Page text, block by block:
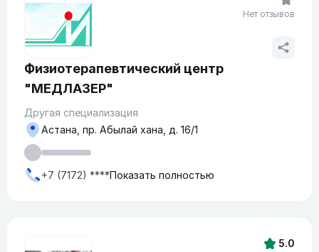
Физиотерапевтический центр
"МЕДЛАЗЕР"
Другая специализация
Астана, пр. Абылай хана, д. 16/1
+7 (7172) ****Показать полностью
Нет отзывов
5.0